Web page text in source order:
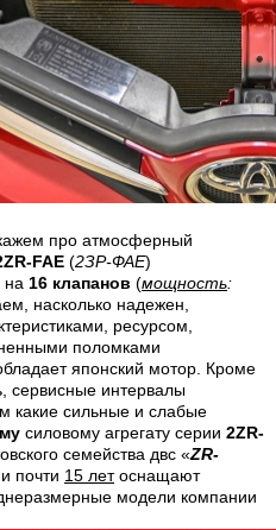
про атмосферный
FAE (2ЗР-ФАЕ)
на 16 клапанов (мощность:
насколько надежен,
ресурсом,
поломками
японский мотор. Кроме
сервисные интервалы
какие сильные и слабые
силовому агрегату серии 2ZR-
семейства двс «ZR-
почти 15 летоснащают
модели компании